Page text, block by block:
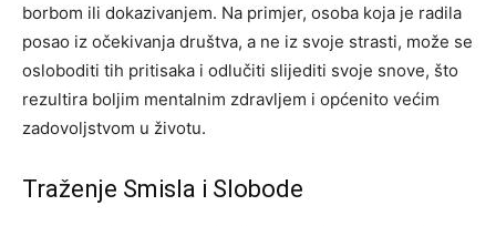
borbom ili dokazivanjem. Na primjer, osoba koja je radila
posao iz očekivanja društva, a ne iz svoje strasti, može se
osloboditi tih pritisaka i odlučiti slijediti svoje snove, što
rezultira boljim mentalnim zdravljem i općenito većim
zadovoljstvom u životu.
Traženje Smisla i Slobode